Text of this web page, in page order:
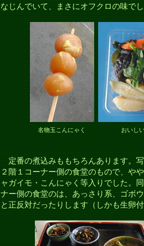
なじんでいて、まさにオフクロの味で
名物玉こんにゃく おいし
定番の煮込みももちろんあります。
２階１コーナー側の食堂のもので、や
ャガイモ・こんにゃく等入りでした。
ナー側の食堂のは、あっさり系、ゴボ
と正反対だったりします（しかも生卵